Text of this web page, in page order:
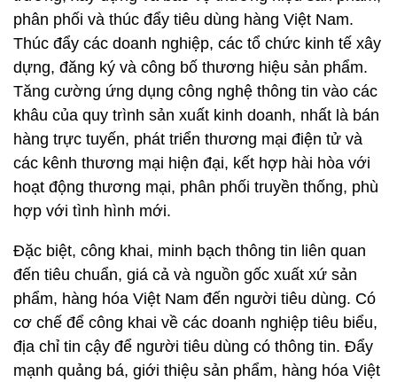
phân phối và thúc đẩy tiêu dùng hàng Việt Nam.
Thúc đẩy các doanh nghiệp, các tổ chức kinh tế xây
dựng, đăng ký và công bố thương hiệu sản phẩm.
Tăng cường ứng dụng công nghệ thông tin vào các
khâu của quy trình sản xuất kinh doanh, nhất là bán
hàng trực tuyến, phát triển thương mại điện tử và
các kênh thương mại hiện đại, kết hợp hài hòa với
hoạt động thương mại, phân phối truyền thống, phù
hợp với tình hình mới.
Đặc biệt, công khai, minh bạch thông tin liên quan
đến tiêu chuẩn, giá cả và nguồn gốc xuất xứ sản
phẩm, hàng hóa Việt Nam đến người tiêu dùng. Có
cơ chế để công khai về các doanh nghiệp tiêu biểu,
địa chỉ tin cậy để người tiêu dùng có thông tin. Đẩy
mạnh quảng bá, giới thiệu sản phẩm, hàng hóa Việt